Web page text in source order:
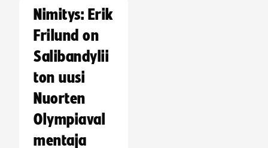
Nimitys: Erik
Frilund on
Salibandylii
ton uusi
Nuorten
Olympiaval
mentaja